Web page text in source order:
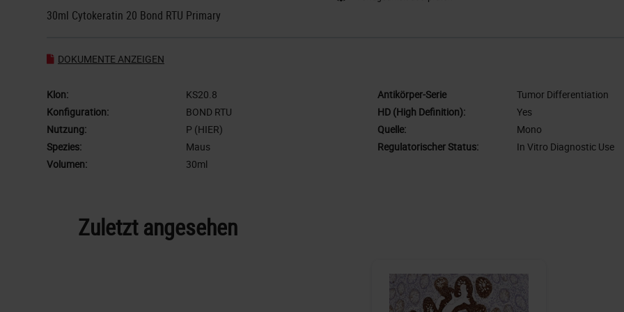
30ml Cytokeratin 20 Bond RTU Primary
DOKUMENTE ANZEIGEN
Klon: KS20.8 Antikörper-Serie
Tumor Differentiation
Konfiguration:
BOND RTU HD (High Definition):
Yes
Nutzung:
P (HIER) Quelle:
Mono
Spezies:
Maus Regulatorischer Status:
In Vitro Diagnostic Use
Volumen:
30ml
Zuletzt angesehen